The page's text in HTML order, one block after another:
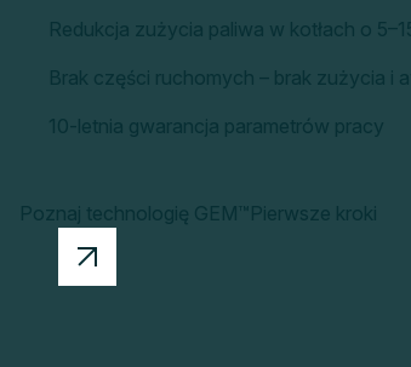
Redukcja zużycia paliwa w kotłach o
Brak części ruchomych – brak zużycia i
10-letnia gwarancja parametrów pracy
Poznaj technologię GEM™Pierwsze kroki